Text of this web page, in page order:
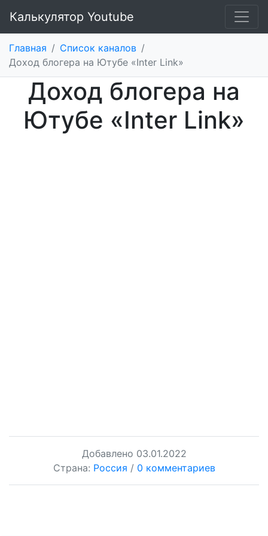
Калькулятор Youtube
Главная / Список каналов /
Доход блогера на Ютубе «Inter Link»
Доход блогера на
Ютубе «Inter Link»
Добавлено 03.01.2022
Страна: Россия / 0 комментариев